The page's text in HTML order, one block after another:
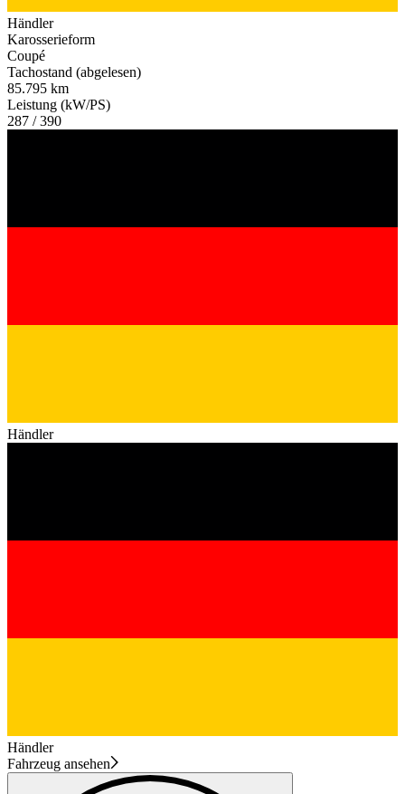
Händler
Karosserieform
Coupé
Tachostand (abgelesen)
85.795 km
Leistung (kW/PS)
287 / 390
Händler
Händler
Fahrzeug ansehen